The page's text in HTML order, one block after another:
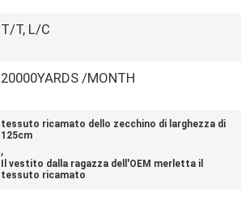
T/T, L/C
20000YARDS /MONTH
tessuto ricamato dello zecchino di larghezza di
125cm
,
Il vestito dalla ragazza dell'OEM merletta il
tessuto ricamato